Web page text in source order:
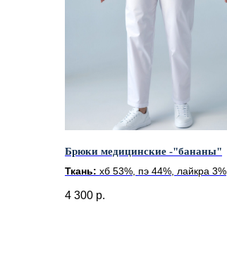
Брюки медицинские -"бананы"
Ткань: хб 53%, пэ 44%, лайкра 3%
4 300 р.